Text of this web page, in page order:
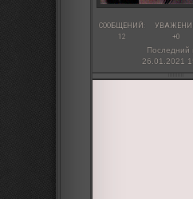
СООБЩЕНИЙ:
12
+0
Последний
26.01.2021